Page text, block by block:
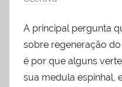
A principal pergunta
sobre regeneração
é por que alguns
sua medula espinhal,